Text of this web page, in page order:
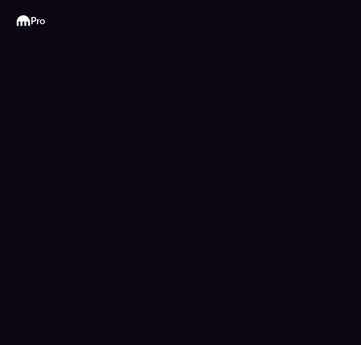
Kraken
Pro